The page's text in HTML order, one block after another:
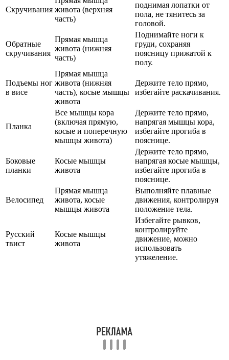
Скручивания живота (верхняя
часть)
поднимая лопатки от
пола, не тянитесь за
головой.
Обратные
скручивания
Прямая мышца
живота (нижняя
часть)
Поднимайте ноги к
груди, сохраняя
поясницу прижатой к
полу.
Подъемы ног
в висе
Прямая мышца
живота (нижняя
часть), косые мышцы
живота
Держите тело прямо,
избегайте раскачивания.
Планка
Все мышцы кора
(включая прямую,
косые и поперечную
мышцы живота)
Держите тело прямо,
напрягая мышцы кора,
избегайте прогиба в
пояснице.
Боковые
планки
Косые мышцы
живота
Держите тело прямо,
напрягая косые мышцы,
избегайте прогиба в
пояснице.
Велосипед
Прямая мышца
живота, косые
мышцы живота
Выполняйте плавные
движения, контролируя
положение тела.
Русский
твист
Косые мышцы
живота
Избегайте рывков,
контролируйте
движение, можно
использовать
утяжеление.